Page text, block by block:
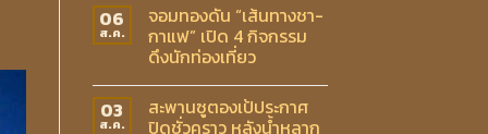
06
ส.ค.
จอมทองดัน “เส้นทางชา-
กาแฟ” เปิด 4 กิจกรรม
ดึงนักท่องเที่ยว
03
ส.ค.
สะพานซูตองเป้ประกาศ
ปิดชั่วคราว หลังน้ำหลาก